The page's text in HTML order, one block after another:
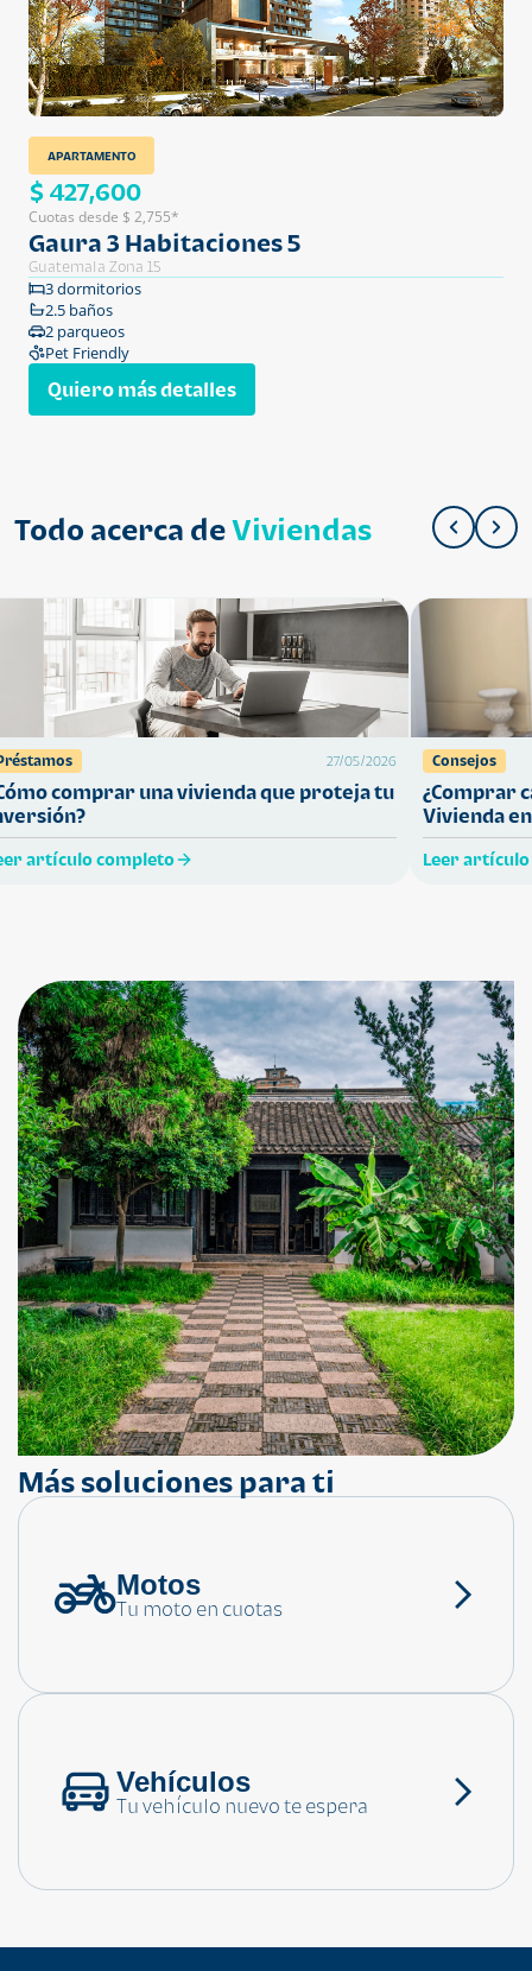
APARTAMENTO
$ 427,600
Cuotas desde $ 2,755*
Gaura 3 Habitaciones 5
Guatemala Zona 15
3 dormitorios
2.5 baños
2 parqueos
Pet Friendly
Quiero más detalles
Todo acerca deViviendas
27/05/2026
comprar una vivienda que proteja tu
artículo completo
Consejos
¿Comprar
Vivienda
Leer
¿Necesitas ayuda?
Más soluciones para ti
Motos
Tu moto en cuotas
Vehículos
Tu vehículo nuevo te espera